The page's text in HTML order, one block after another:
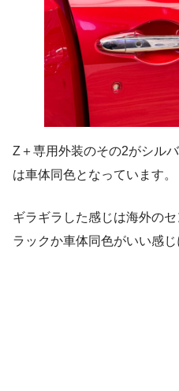
Z＋専用外装のその2がシル
は車体同色となっています。
ギラギラした感じは海外の
ラックか車体同色がいい感じ